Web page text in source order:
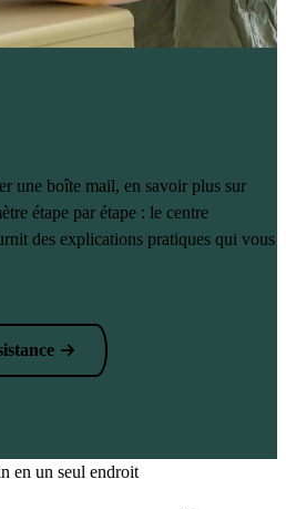
une boîte mail, en savoir plus sur
étape par étape : le centre
des explications pratiques qui vous
en un seul endroit